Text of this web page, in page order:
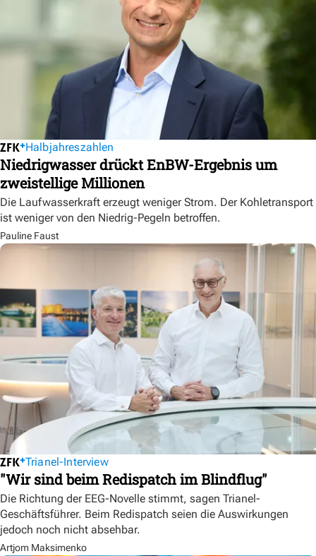
Halbjahreszahlen
Niedrigwasser drückt EnBW-Ergebnis um
zweistellige Millionen
Die Laufwasserkraft erzeugt weniger Strom. Der Kohletransport
ist weniger von den Niedrig-Pegeln betroffen.
Pauline Faust
Trianel-Interview
"Wir sind beim Redispatch im Blindflug"
Die Richtung der EEG-Novelle stimmt, sagen Trianel-
Geschäftsführer. Beim Redispatch seien die Auswirkungen
jedoch noch nicht absehbar.
Artjom Maksimenko